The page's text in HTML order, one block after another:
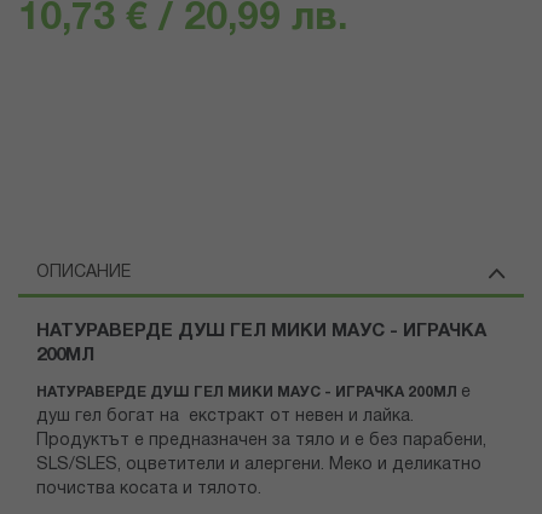
10,73 € / 20,99 лв.
ОПИСАНИЕ
НАТУРАВЕРДЕ ДУШ ГЕЛ МИКИ МАУС - ИГРАЧКА
200МЛ
НАТУРАВЕРДЕ ДУШ ГЕЛ МИКИ МАУС - ИГРАЧКА 200МЛ e
душ гел богат на екстракт от невен и лайка.
Продуктът е предназначен за тяло и е без парабени,
SLS/SLES, оцветители и алергени. Меко и деликатно
почиства косата и тялото.